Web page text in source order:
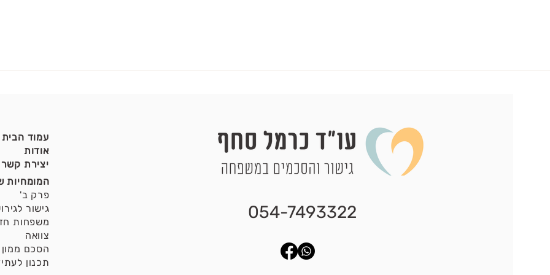
עמוד הבית
אודות
יצירת קשר
המומחיות
פרק ב'
גישור
משפחות
צוואה
הסכם ממון
תכנון
054-7493322